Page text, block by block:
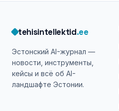
tehisintellektid.ee
Эстонский AI-журнал —
новости, инструменты,
кейсы и всё об AI-
ландшафте Эстонии.